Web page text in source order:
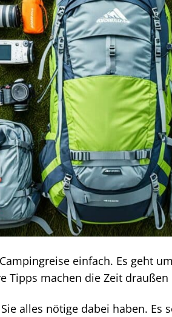
einfach. Es geht
Tipps machen die Zeit
alles nötige dabei haben. Es